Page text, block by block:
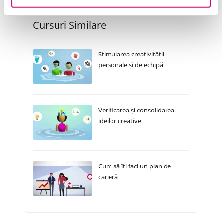
Cursuri Similare
Stimularea creativității
personale și de echipă
Verificarea și consolidarea
ideilor creative
Cum să îți faci un plan de
carieră